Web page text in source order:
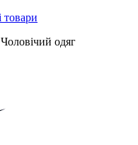
Чоловічий одяг